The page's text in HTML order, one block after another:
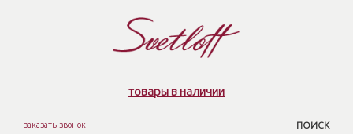
товары в наличии
заказать звонок ПОИСК